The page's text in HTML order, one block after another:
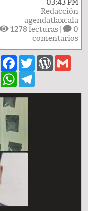
03:43 PM
Redacción
agendatlaxcala
1278 lecturas |
0
comentarios
ShareFacebook
Twitter
EmailWhatsApp